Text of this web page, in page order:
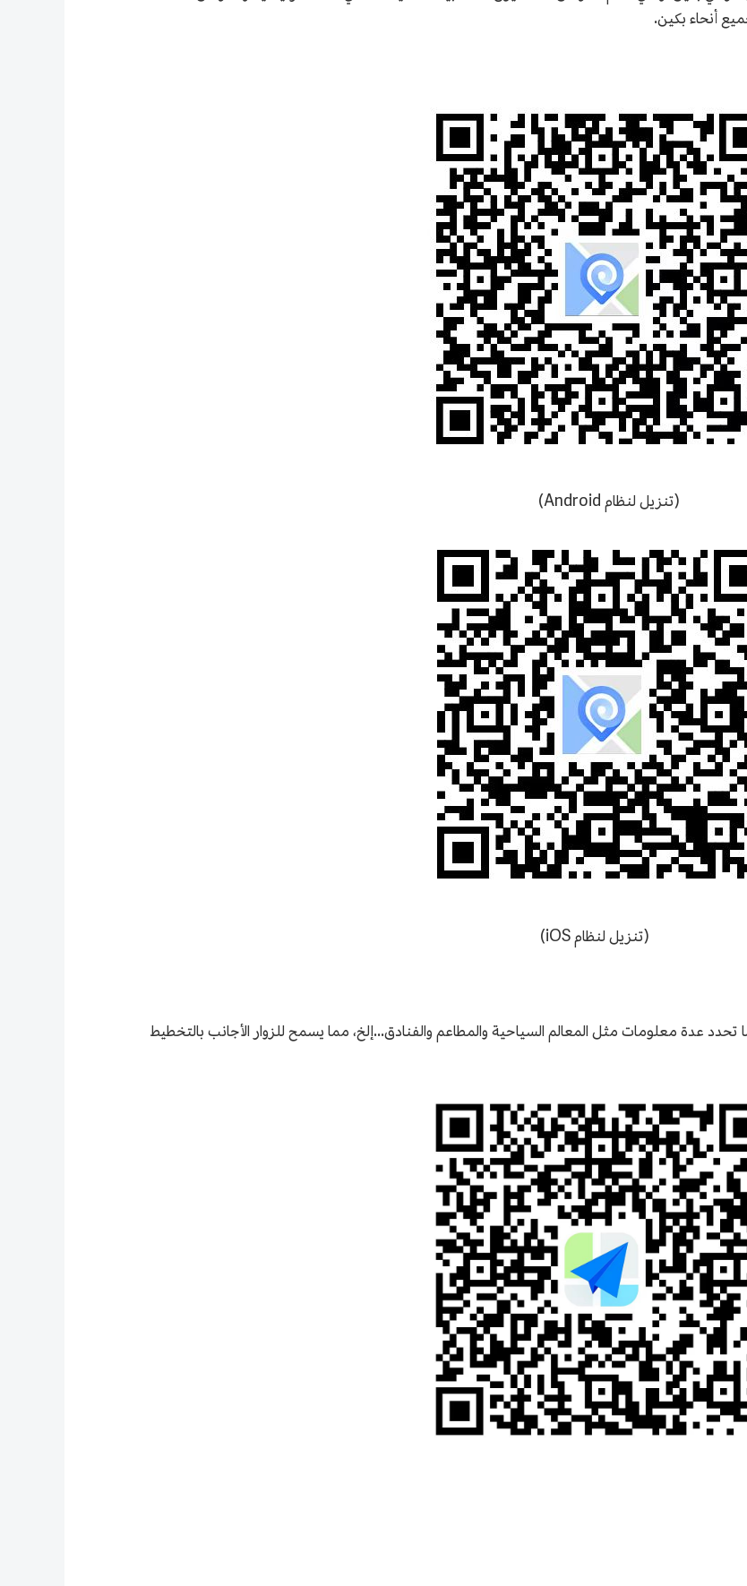
أنحاء بكين.
(تنزيل لنظام Android)
(تنزيل لنظام iOS)
عدة معلومات مثل المعالم السياحية والمطاعم والفنادق...إلخ، مما يسمح للزوار الأجانب بالتخطيط